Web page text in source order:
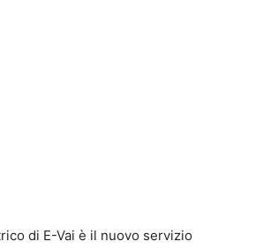
di E-Vai è il nuovo servizio